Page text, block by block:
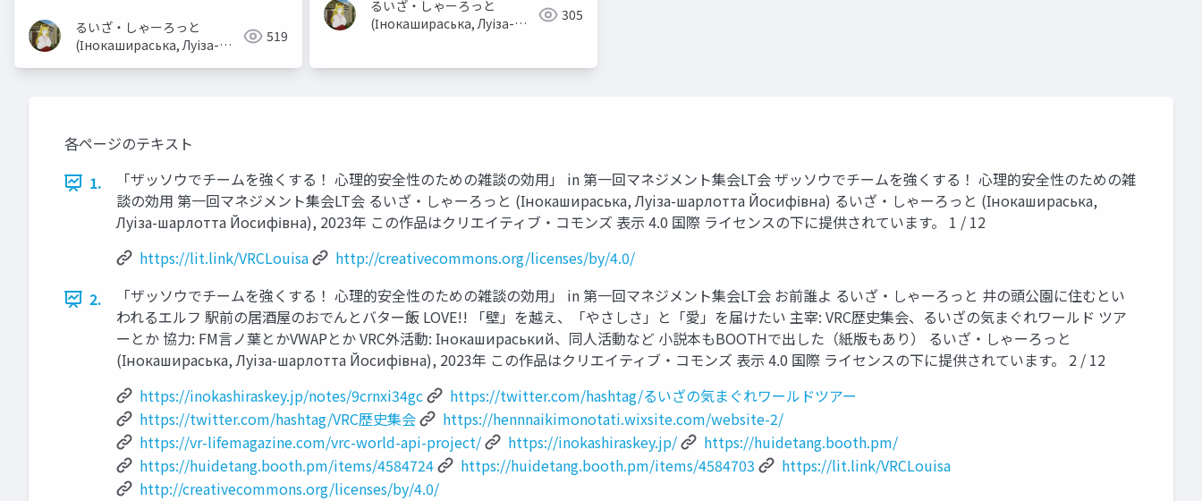
るいざ・しゃーろっと
(Інокашираська, Луiза-
519
るいざ・しゃーろっと
(Інокашираська, Луiза-
305
各ページのテキスト
1.
「ザッソウでチームを強くする！ 心理的安全性のための雑談の効用」 in 第一回マネジメント集会LT会 ザッソウでチームを強くする！ 心理的安全性のための雑
談の効用 第一回マネジメント集会LT会 るいざ・しゃーろっと (Інокашираська, Луiза-шарлотта Йосифівна) るいざ・しゃーろっと (Інокашираська,
Луiза-шарлотта Йосифівна), 2023年 この作品はクリエイティブ・コモンズ 表示 4.0 国際 ライセンスの下に提供されています。 1 / 12
https://lit.link/VRCLouisa
http://creativecommons.org/licenses/by/4.0/
2.
「ザッソウでチームを強くする！ 心理的安全性のための雑談の効用」 in 第一回マネジメント集会LT会 お前誰よ るいざ・しゃーろっと 井の頭公園に住むとい
われるエルフ 駅前の居酒屋のおでんとバター飯 LOVE!! 「壁」を越え、「やさしさ」と「愛」を届けたい 主宰: VRC歴史集会、るいざの気まぐれワールド ツア
ーとか 協力: FM言ノ葉とかVWAPとか VRC外活動: Інокашираський、同人活動など 小説本もBOOTHで出した（紙版もあり） るいざ・しゃーろっと
(Інокашираська, Луiза-шарлотта Йосифівна), 2023年 この作品はクリエイティブ・コモンズ 表示 4.0 国際 ライセンスの下に提供されています。 2 / 12
https://inokashiraskey.jp/notes/9crnxi34gc
https://twitter.com/hashtag/るいざの気まぐれワールドツアー
https://twitter.com/hashtag/VRC歴史集会
https://hennnaikimonotati.wixsite.com/website-2/
https://vr-lifemagazine.com/vrc-world-api-project/
https://inokashiraskey.jp/
https://huidetang.booth.pm/
https://huidetang.booth.pm/items/4584724
https://huidetang.booth.pm/items/4584703
https://lit.link/VRCLouisa
http://creativecommons.org/licenses/by/4.0/